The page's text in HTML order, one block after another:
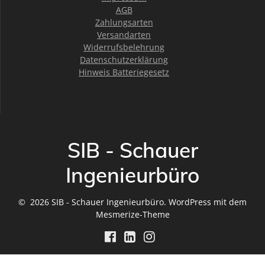
AGB
Zahlungsarten
Versandarten
Widerrufsbelehrung
Datenschutzerklärung
Hinweis Batteriegesetz
SIB - Schauer
Ingenieurbüro
© 2026 SIB - Schauer Ingenieurbüro. WordPress mit dem
Mesmerize-Theme